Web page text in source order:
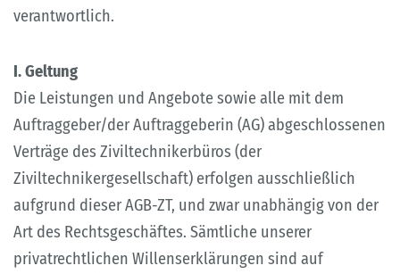
verantwortlich.
I. Geltung
Die Leistungen und Angebote sowie alle mit dem
Auftraggeber/der Auftraggeberin (AG) abgeschlossenen
Verträge des Ziviltechnikerbüros (der
Ziviltechnikergesellschaft) erfolgen ausschließlich
aufgrund dieser AGB-ZT, und zwar unabhängig von der
Art des Rechtsgeschäftes. Sämtliche unserer
privatrechtlichen Willenserklärungen sind auf